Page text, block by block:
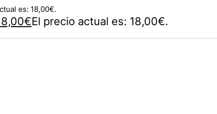
es: 18,00€.
€El precio actual es: 18,00€.